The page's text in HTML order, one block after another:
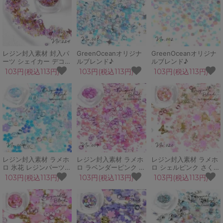
レジン封入素材 封入パ
ーツ シェイカー デコパ
ーツ アメトリン 蝶 ガ
ラスブリオン ビジュー
GreenOceanオリジナ
ルブレンド♪
103円(税込113円)
GreenOceanオリジナ
ルブレンド♪
103円(税込113円)
GreenOceanオリジナ
ルブレンド♪
103円(税込113円)
レジン封入素材 ラメホ
ロ 氷花 レジンパーツ
デコパーツ ビジュー お
粉 ネイルパーツ シェイ
カーモールド 手芸 ラメ
ホロ GreenOceanオリ
ジナルブレンド♪
103円(税込113円)
レジン封入素材 ラメホ
ロ ラベンダーピンク 蝶
ちょうちょ レジンパー
ツ デコパーツ ビジュー
ネイル シェイカーモー
ルド 手芸 GreenOcean
オリジナルブレンド♪
103円(税込113円)
レジン封入素材 ラメホ
ロ シェルピンク さくら
桜 サクラ レジンパーツ
デコパーツ ビジュー お
粉 ネイルパーツ シェイ
カーモールド
GreenOceanオリジナ
ルブレンド♪
103円(税込113円)